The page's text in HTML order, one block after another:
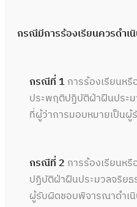
กรณีมีการร้องเรียนควรดำเ
กรณีที่ 1การร้องเรียนห
ประพฤติปฏิบัติฝ่าฝืนประ
ที่ผู้ว่าการมอบหมายเป็น
กรณีที่ 2 การร้องเรียนห
ปฏิบัติฝ่าฝืนประมวลจริยธ
ผู้รับผิดชอบพิจารณาดำเ